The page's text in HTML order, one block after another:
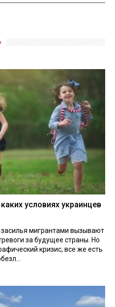
условиях украинцев
мигрантами вызывают
за будущее страны. Но
кризис, все же есть